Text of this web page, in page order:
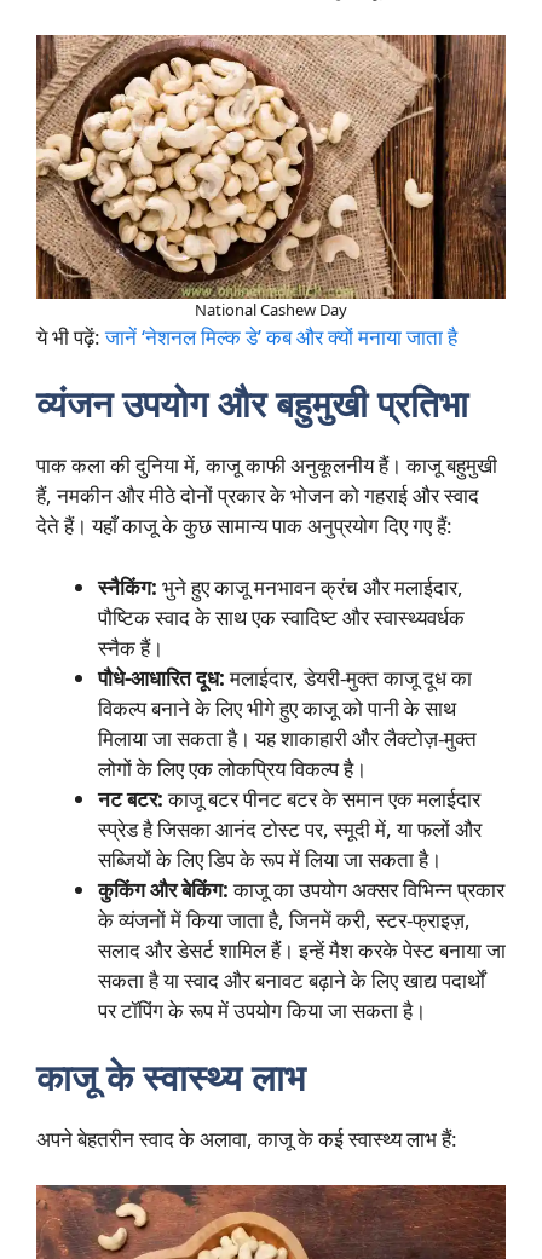
National Cashew Day
ये भी पढ़ें:जानें ‘नेशनल मिल्क डे’ कब और क्यों मनाया जाता है
व्यंजन उपयोग और बहुमुखी प्रतिभा
पाक कला की दुनिया में, काजू काफी अनुकूलनीय हैं। काजू बहुमुखी
हैं, नमकीन और मीठे दोनों प्रकार के भोजन को गहराई और स्वाद
देते हैं। यहाँ काजू के कुछ सामान्य पाक अनुप्रयोग दिए गए हैं:
स्नैकिंग: भुने हुए काजू मनभावन क्रंच और मलाईदार,
पौष्टिक स्वाद के साथ एक स्वादिष्ट और स्वास्थ्यवर्धक
स्नैक हैं।
पौधे-आधारित दूध:मलाईदार, डेयरी-मुक्त काजू दूध का
विकल्प बनाने के लिए भीगे हुए काजू को पानी के साथ
मिलाया जा सकता है। यह शाकाहारी और लैक्टोज़-मुक्त
लोगों के लिए एक लोकप्रिय विकल्प है।
नट बटर:काजू बटर पीनट बटर के समान एक मलाईदार
स्प्रेड है जिसका आनंद टोस्ट पर, स्मूदी में, या फलों और
सब्जियों के लिए डिप के रूप में लिया जा सकता है।
कुकिंग और बेकिंग:काजू का उपयोग अक्सर विभिन्न प्रकार
के व्यंजनों में किया जाता है, जिनमें करी, स्टर-फ्राइज़,
सलाद और डेसर्ट शामिल हैं। इन्हें मैश करके पेस्ट बनाया जा
सकता है या स्वाद और बनावट बढ़ाने के लिए खाद्य पदार्थों
पर टॉपिंग के रूप में उपयोग किया जा सकता है।
काजू के स्वास्थ्य लाभ
अपने बेहतरीन स्वाद के अलावा, काजू के कई स्वास्थ्य लाभ हैं: